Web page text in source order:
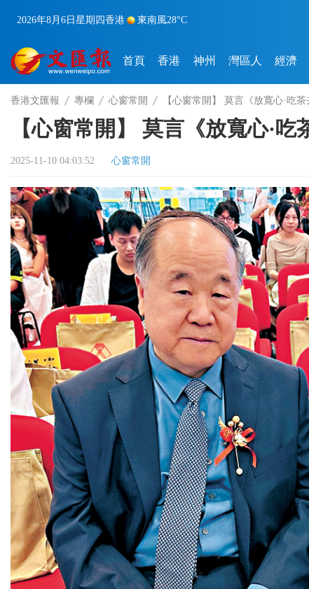
2026年8月6日 星期四香港 東南風28°C
首頁 香港 神州 灣區人 經濟
香港文匯報 專欄 心窗常開 【心窗常開】 莫言《放寬心·吃茶
【心窗常開】 莫言《放寬心·吃
2025-11-10 04:03:52 心窗常開